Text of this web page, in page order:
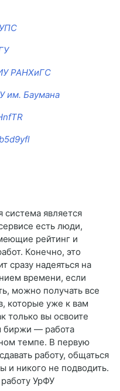
РАНХиГС
им. Баумана
система является
есть люди,
рейтинг и
Конечно, это
сразу надеяться на
времени, если
можно получать все
которые уже к вам
только вы освоите
биржи — работа
темпе. В первую
работу, общаться
и никого не подводить.
УрФУ